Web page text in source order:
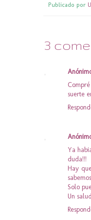
Publicado por
3
suerte
Ya
duda!!!
Hay
Solo
Un